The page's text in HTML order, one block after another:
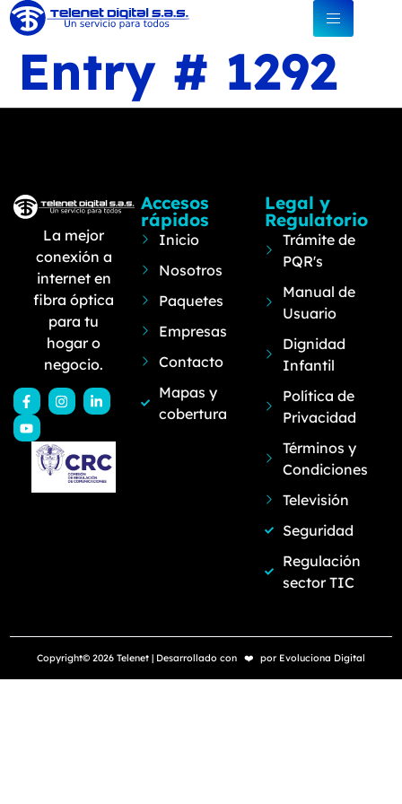
Entry # 1292
La mejor
conexión a
internet en
fibra óptica
para tu
hogar o
negocio.
Accesos
rápidos
Inicio
Nosotros
Paquetes
Empresas
Contacto
Mapas y
cobertura
Legal y
Regulatorio
Trámite de
PQR's
Manual de
Usuario
Dignidad
Infantil
Política de
Privacidad
Términos y
Condiciones
Televisión
Seguridad
Regulación
sector TIC
Copyright© 2026 Telenet | Desarrollado con ❤️ por Evoluciona Digital